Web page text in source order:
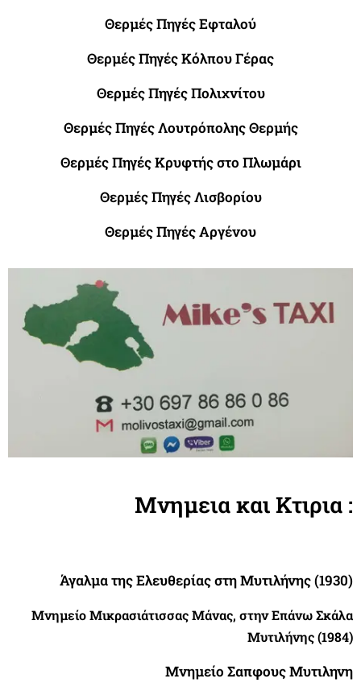
Θερμές Πηγές Εφταλού
Θερμές Πηγές Κόλπου Γέρας
Θερμές Πηγές Πολιχνίτου
Θερμές Πηγές Λουτρόπολης Θερμής
Θερμές Πηγές Κρυφτής στο Πλωμάρι
Θερμές Πηγές Λισβορίου
Θερμές Πηγές Αργένου
Μνημεια και Κτιρια :
Άγαλμα της Ελευθερίας στη Μυτιλήνης(1930)
Μνημείο Μικρασιάτισσας Μάνας, στην Επάνω Σκάλα
Μυτιλήνης (1984)
Μνημείο Σαπφους Μυτιληνη